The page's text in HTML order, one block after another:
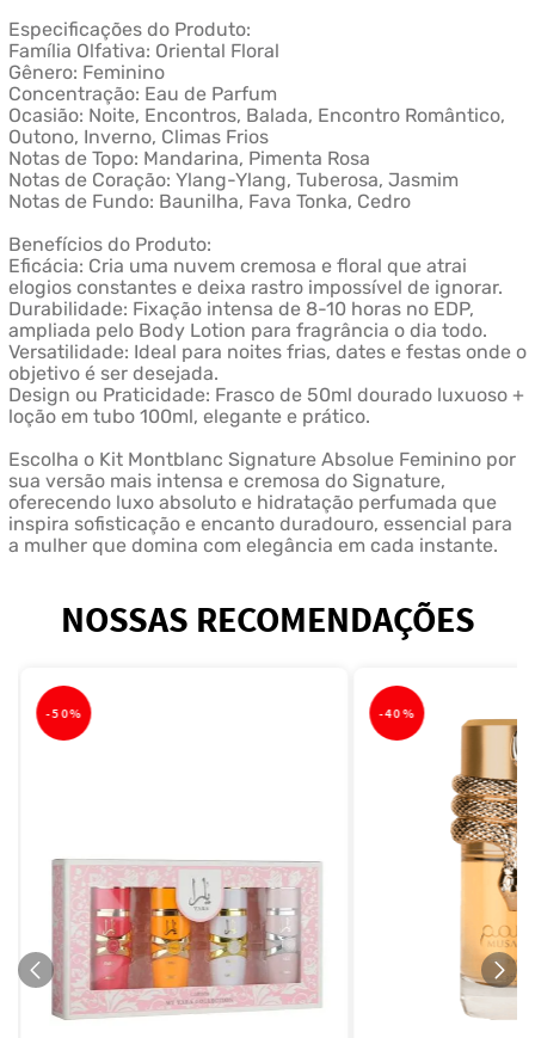
Especificações do Produto:
Família Olfativa: Oriental Floral
Gênero: Feminino
Concentração: Eau de Parfum
Ocasião: Noite, Encontros, Balada, Encontro Romântico,
Outono, Inverno, Climas Frios
Notas de Topo: Mandarina, Pimenta Rosa
Notas de Coração: Ylang-Ylang, Tuberosa, Jasmim
Notas de Fundo: Baunilha, Fava Tonka, Cedro
Benefícios do Produto:
Eficácia: Cria uma nuvem cremosa e floral que atrai
elogios constantes e deixa rastro impossível de ignorar.
Durabilidade: Fixação intensa de 8-10 horas no EDP,
ampliada pelo Body Lotion para fragrância o dia todo.
Versatilidade: Ideal para noites frias, dates e festas onde o
objetivo é ser desejada.
Design ou Praticidade: Frasco de 50ml dourado luxuoso +
loção em tubo 100ml, elegante e prático.
Escolha o Kit Montblanc Signature Absolue Feminino por
sua versão mais intensa e cremosa do Signature,
oferecendo luxo absoluto e hidratação perfumada que
inspira sofisticação e encanto duradouro, essencial para
a mulher que domina com elegância em cada instante.
NOSSAS RECOMENDAÇÕES
-50% -40%